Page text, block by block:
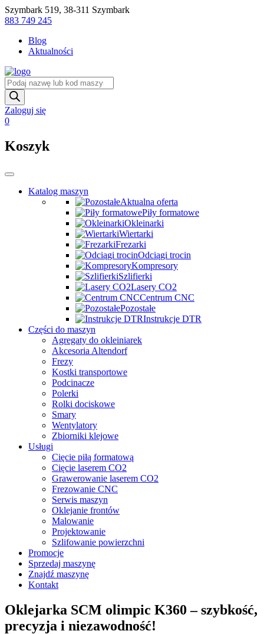
Skip
to
Szymbark 519, 38-311 Szymbark
883 749 245
Blog
Aktualności
Wyszukiwarka
produktów
Zaloguj się
0
Koszyk
Katalog maszyn
Aktualna oferta
Piły formatowe
Okleinarki
Wiertarki
Frezarki
Odciągi trocin
Kompresory
Szlifierki
Lasery CO2
Centrum CNC
Pozostałe
Instrukcje DTR
Części do maszyn
Agregaty do okleiniarek
Akcesoria Altendorf
Frezy
Kostki transportowe
Podcinacze
Polerki
Rolki dociskowe
Smary
Wentylatory
Zbiorniki klejowe
Usługi
Cięcie piłą formatową
Cięcie laserem CO2
Grawerowanie laserem CO2
Frezowanie CNC
Serwis maszyn
Oklejanie frontów
Malowanie
Projektowanie
Szlifowanie powierzchni
Promocje
Sprzedaj maszynę
Znajdź maszynę
Kontakt
Oklejarka SCM olimpic K360 – szybkość,
precyzja i niezawodność!